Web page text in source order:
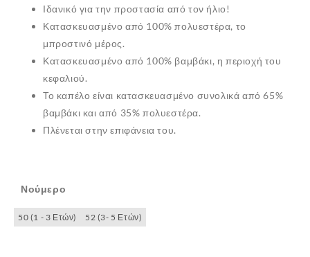
Ιδανικό για την προστασία από τον ήλιο!
Κατασκευασμένο από 100% πολυεστέρα, το
μπροστινό μέρος.
Κατασκευασμένο από 100% βαμβάκι, η περιοχή του
κεφαλιού.
Το καπέλο είναι κατασκευασμένο συνολικά από 65%
βαμβάκι και από 35% πολυεστέρα.
Πλένεται στην επιφάνεια του.
Νούμερο
50 (1 - 3 Ετών) 52 (3- 5 Ετών)